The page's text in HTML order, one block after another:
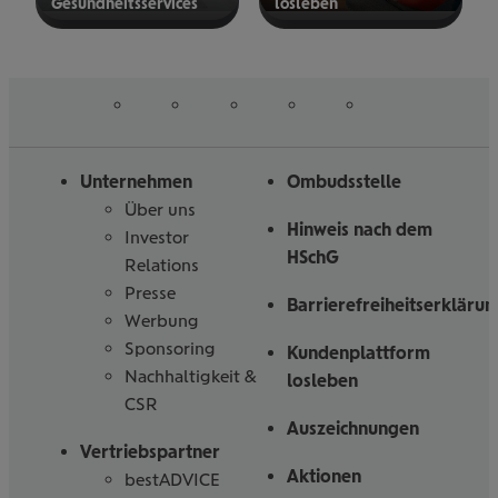
Gesund­heits­ser­vices los­le­ben
Unternehmen
Über uns
Investor
Relations
Presse
Werbung
Sponsoring
Nachhaltigkeit &
CSR
Vertriebspartner
bestADVICE
Ombudsstelle
Hinweis nach dem
HSchG
Kundenplattform
losleben
Auszeichnungen
Aktionen
uns